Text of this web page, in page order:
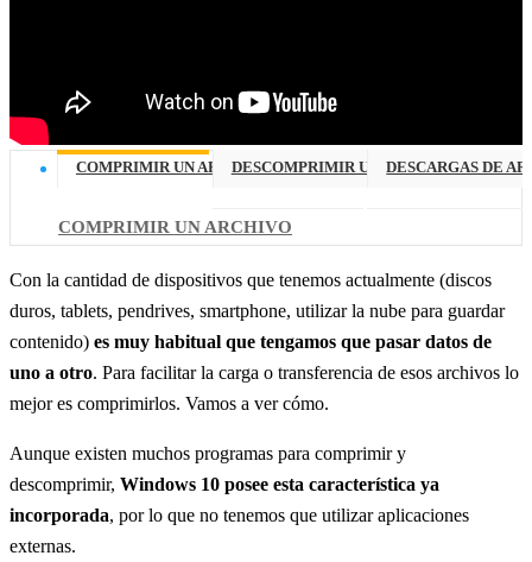
COMPRIMIR UN ARCHIVODESCOMPRIMIR UN ARCHIVO
DESCARGAS DE
COMPRIMIR UN ARCHIVO
Con la cantidad de dispositivos que tenemos actualmente (discos
duros, tablets, pendrives, smartphone, utilizar la nube para guardar
contenido) es muy habitual que tengamos que pasar datos de
uno a otro. Para facilitar la carga o transferencia de esos archivos lo
mejor es comprimirlos. Vamos a ver cómo.
Aunque existen muchos programas para comprimir y
descomprimir, Windows 10 posee esta característica ya
incorporada, por lo que no tenemos que utilizar aplicaciones
externas.